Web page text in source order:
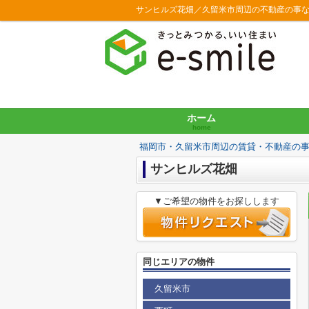
サンヒルズ花畑／久留米市周辺の不動産の事
ホーム
home
福岡市・久留米市周辺の賃貸・不動産の
サンヒルズ花畑
▼ご希望の物件をお探しします
同じエリアの物件
久留米市